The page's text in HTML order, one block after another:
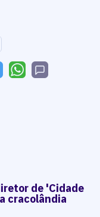
de 'Cidade
cracolândia